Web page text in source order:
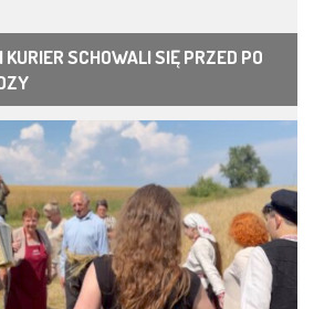
SCHOWALI SIĘ PRZED PO